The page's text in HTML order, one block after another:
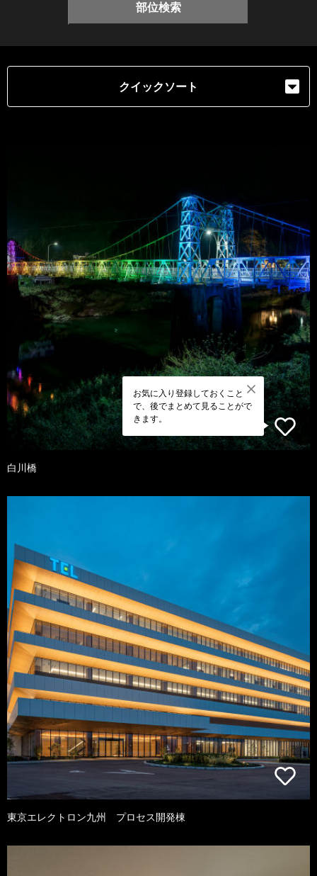
部位検索
クイックソート
お気に入り登録しておくこと
で、後でまとめて見ることがで
きます。
白川橋
東京エレクトロン九州 プロセス開発棟